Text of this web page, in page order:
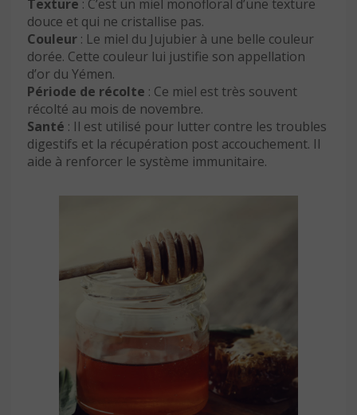
Texture : C’est un miel monofloral d’une texture
douce et qui ne cristallise pas.
Couleur : Le miel du Jujubier à une belle couleur
dorée. Cette couleur lui justifie son appellation
d’or du Yémen.
Période de récolte : Ce miel est très souvent
récolté au mois de novembre.
Santé : Il est utilisé pour lutter contre les troubles
digestifs et la récupération post accouchement. Il
aide à renforcer le système immunitaire.